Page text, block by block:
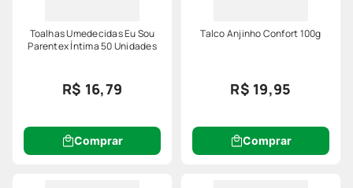
Toalhas Umedecidas Eu Sou
Parentex Íntima 50 Unidades
R$ 16,79
Comprar
Talco Anjinho Confort 100g
R$ 19,95
Comprar